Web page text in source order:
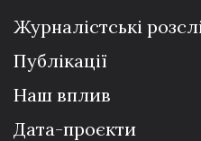
Журналістські
Публікації
Наш вплив
Дата-проєкти